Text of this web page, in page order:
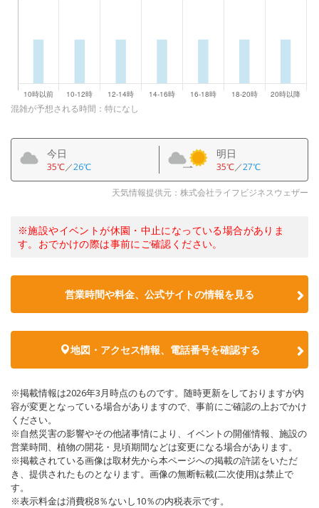
混雑が予想される時間：特になし
今日
35℃／26℃
明日
35℃／27℃
天気情報提供元：株式会社ライフビジネスウェザー
※施設やイベントが休園・中止になっている場合がありま
す。おでかけの際は事前にご確認ください。
営業時間や料金、公式サイトの情報を見る
地図・アクセス情報、電話番号を確認する
※掲載情報は2026年3月時点のものです。随時更新をしておりますが内
容が変更となっている場合がありますので、事前にご確認の上おでかけ
ください。
※自然災害の影響やその他諸事情により、イベントの開催情報、施設の
営業時間、植物の開花・見頃期間などは変更になる場合があります。
※掲載されている画像は取材先から本ページへの掲載の許諾をいただ
き、提供されたものとなります。画像の無断転載(二次使用)は禁止で
す。
※表示料金は消費税8％ないし10％の内税表示です。